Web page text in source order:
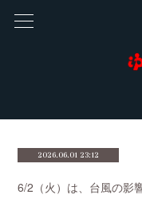
2026.06.01 23:12
6/2（火）は、台風の影